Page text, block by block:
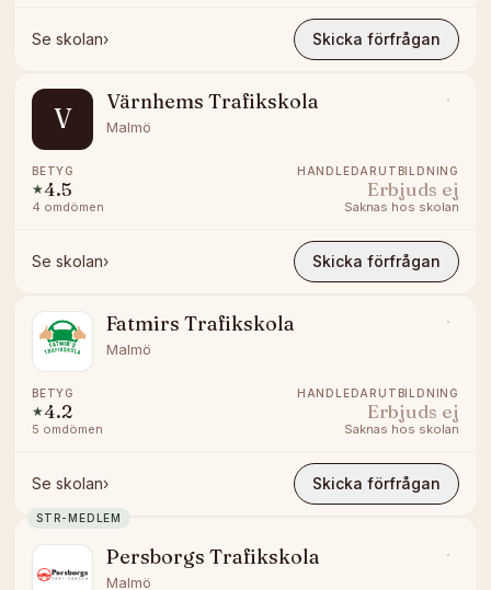
Se skolan› Skicka förfrågan
V
Värnhems Trafikskola
Malmö
BETYG
★4.5
4 omdömen
HANDLEDARUTBILDNING
Erbjuds ej
Saknas hos skolan
Se skolan› Skicka förfrågan
Fatmirs Trafikskola
Malmö
BETYG
★4.2
5 omdömen
HANDLEDARUTBILDNING
Erbjuds ej
Saknas hos skolan
Se skolan› Skicka förfrågan
STR-MEDLEM
Persborgs Trafikskola
Malmö